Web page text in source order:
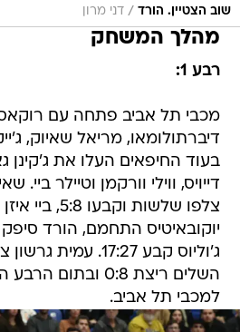
שוב הצטיין. הורד / דני מרון
מהלך המשחק
רבע 1:
מכבי תל אביב פתחה עם רוקאס
דיברתולומאו, מריאל שאיוק,
בעוד החיפאים העלו את ג'קינן
דייויס, ווילי וורקמן וטיילר ביי.
יוקובאיטיס התחמם, הורד
ג'וליוס קבע 17:27.
השלים ריצת 0:8 ובתום הרבע הראשון רק
למכבי תל אביב.